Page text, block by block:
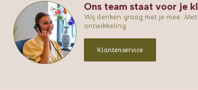
Ons team staat voor je
Wij denken graag met je mee.
ontwikkeling.
Klantenservice